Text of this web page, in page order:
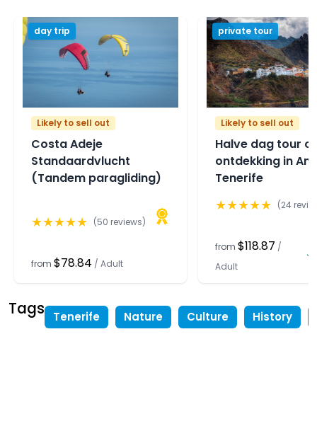
day trip
Likely to sell out
Costa Adeje
Standaardvlucht
(Tandem paragliding)
★★★★★ (50 reviews)
from $78.84 / Adult
private tour
Likely to sell out
Halve dag tour
ontdekking in
Tenerife
★★★★★ (24
from $118.87 /
Adult
Tags Tenerife Nature Culture History